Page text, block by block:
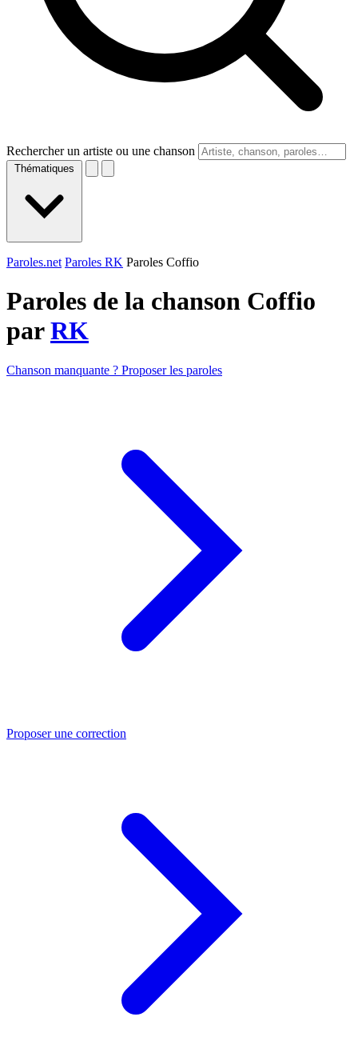
Rechercher un artiste ou une chanson
Thématiques
Paroles.net Paroles RK Paroles Coffio
Paroles de la chanson Coffio
parRK
Chanson manquante ? Proposer les paroles
Proposer une correction